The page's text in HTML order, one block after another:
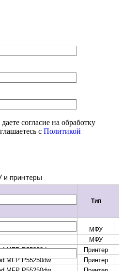
согласие на обработку
c Политикой